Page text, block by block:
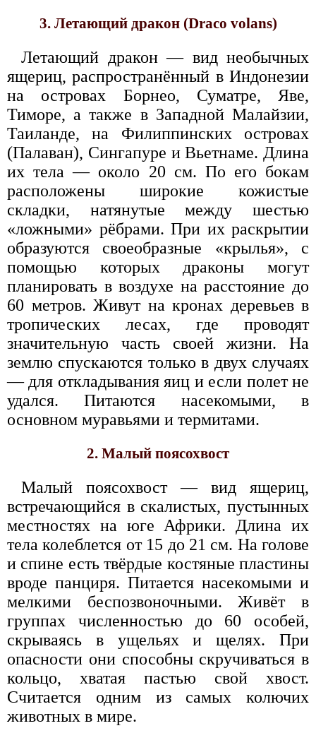
3. Летающий дракон (Draco volans)
Летающий дракон — вид необычных
ящериц, распространённый в Индонезии
на островах Борнео, Суматре, Яве,
Тиморе, а также в Западной Малайзии,
Таиланде, на Филиппинских островах
(Палаван), Сингапуре и Вьетнаме. Длина
их тела — около 20 см. По его бокам
расположены широкие кожистые
складки, натянутые между шестью
«ложными» рёбрами. При их раскрытии
образуются своеобразные «крылья», с
помощью которых драконы могут
планировать в воздухе на расстояние до
60 метров. Живут на кронах деревьев в
тропических лесах, где проводят
значительную часть своей жизни. На
землю спускаются только в двух случаях
— для откладывания яиц и если полет не
удался. Питаются насекомыми, в
основном муравьями и термитами.
2. Малый поясохвост
Малый поясохвост — вид ящериц,
встречающийся в скалистых, пустынных
местностях на юге Африки. Длина их
тела колеблется от 15 до 21 см. На голове
и спине есть твёрдые костяные пластины
вроде панциря. Питается насекомыми и
мелкими беспозвоночными. Живёт в
группах численностью до 60 особей,
скрываясь в ущельях и щелях. При
опасности они способны скручиваться в
кольцо, хватая пастью свой хвост.
Считается одним из самых колючих
животных в мире.